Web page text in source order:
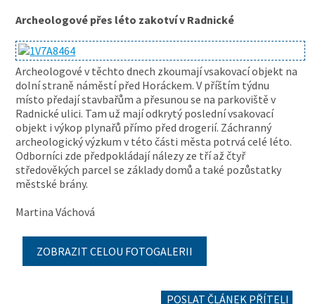
Archeologové přes léto zakotví v Radnické
Archeologové v těchto dnech zkoumají vsakovací objekt na
dolní straně náměstí před Horáckem. V příštím týdnu
místo předají stavbařům a přesunou se na parkoviště v
Radnické ulici. Tam už mají odkrytý poslední vsakovací
objekt i výkop plynařů přímo před drogerií. Záchranný
archeologický výzkum v této části města potrvá celé léto.
Odborníci zde předpokládají nálezy ze tří až čtyř
středověkých parcel se základy domů a také pozůstatky
městské brány.
Martina Váchová
ZOBRAZIT CELOU FOTOGALERII
POSLAT ČLÁNEK PŘÍTELI